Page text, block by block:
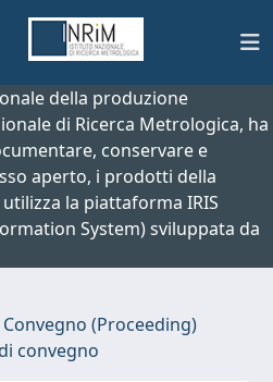
della produzione
di Ricerca Metrologica, ha
conservare e
aperto, i prodotti della
utilizza la piattaforma IRIS
System) sviluppata da
(Proceeding)
convegno